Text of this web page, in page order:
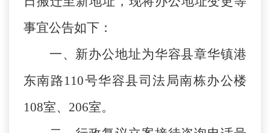
事宜公告如下：
一、 新办公地址为华容县章华镇港
东南路110号华容县司法局南栋办公楼
108室、206室。